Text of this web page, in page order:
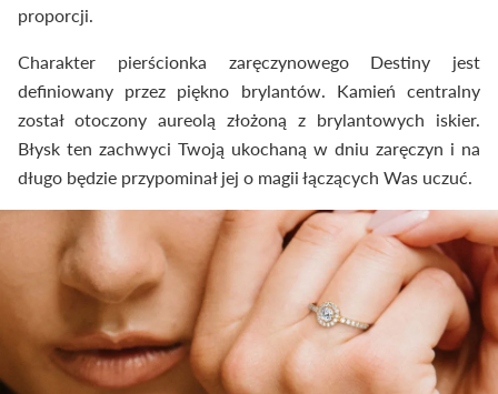
proporcji.
Charakter pierścionka zaręczynowego Destiny jest
definiowany przez piękno brylantów. Kamień centralny
został otoczony aureolą złożoną z brylantowych iskier.
Błysk ten zachwyci Twoją ukochaną w dniu zaręczyn i na
długo będzie przypominał jej o magii łączących Was uczuć.